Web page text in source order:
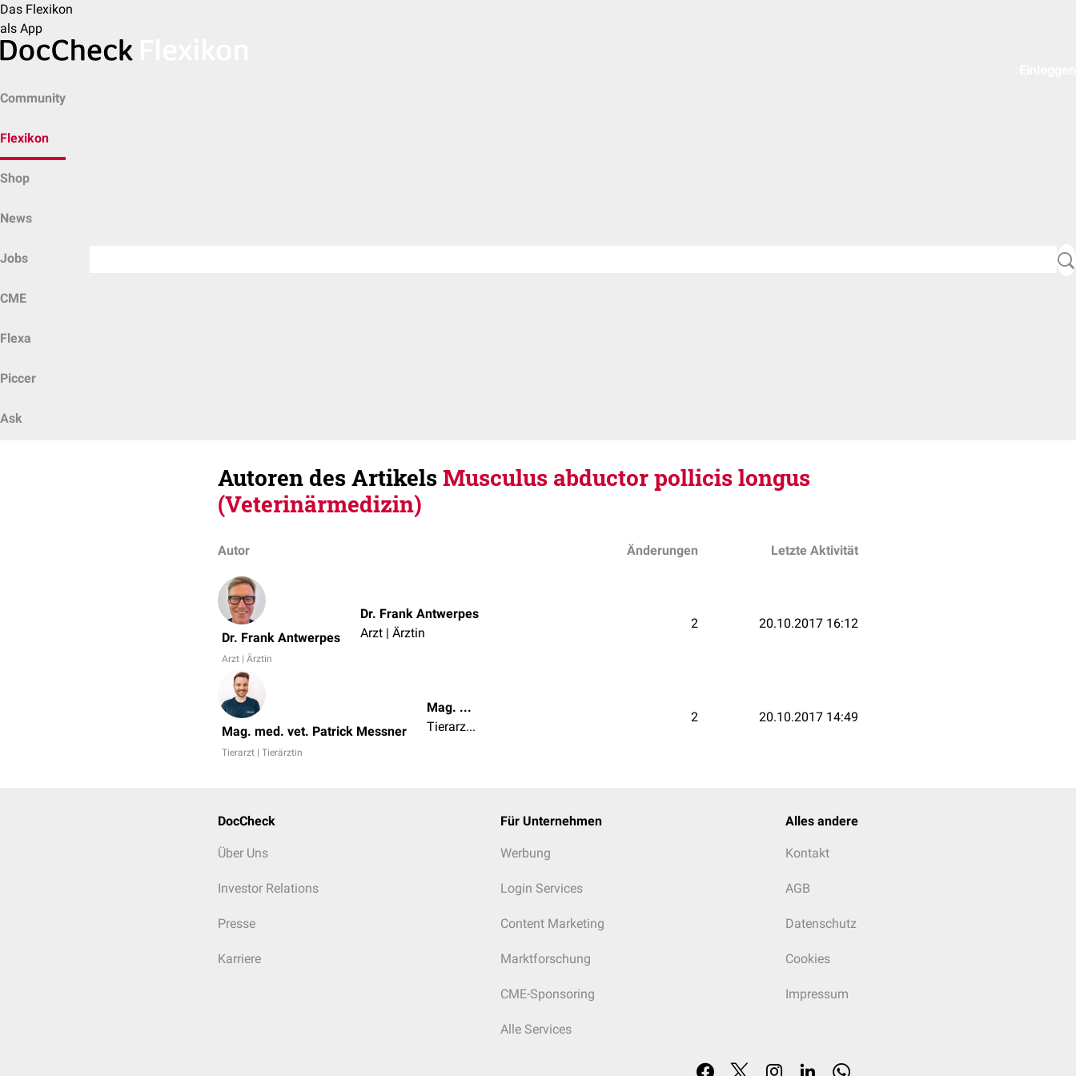
Das Flexikon
als App
Community
Flexikon
Shop
News
Jobs
CME
Flexa
Piccer
Ask
Autoren des ArtikelsMusculus abductor pollicis longus
(Veterinärmedizin)
Autor Änderungen Letzte Aktivität
Dr. Frank Antwerpes
Arzt | Ärztin
Dr. Frank Antwerpes
Arzt | Ärztin
2 20.10.2017 16:12
Mag. med. vet. Patrick Messner
Tierarzt | Tierärztin
Mag. med. vet. Patrick Messner
Tierarzt | Tierärztin
2 20.10.2017 14:49
DocCheck
Über Uns
Investor Relations
Presse
Karriere
Für Unternehmen
Werbung
Login Services
Content Marketing
Marktforschung
CME-Sponsoring
Alle Services
Alles andere
Kontakt
AGB
Datenschutz
Cookies
Impressum